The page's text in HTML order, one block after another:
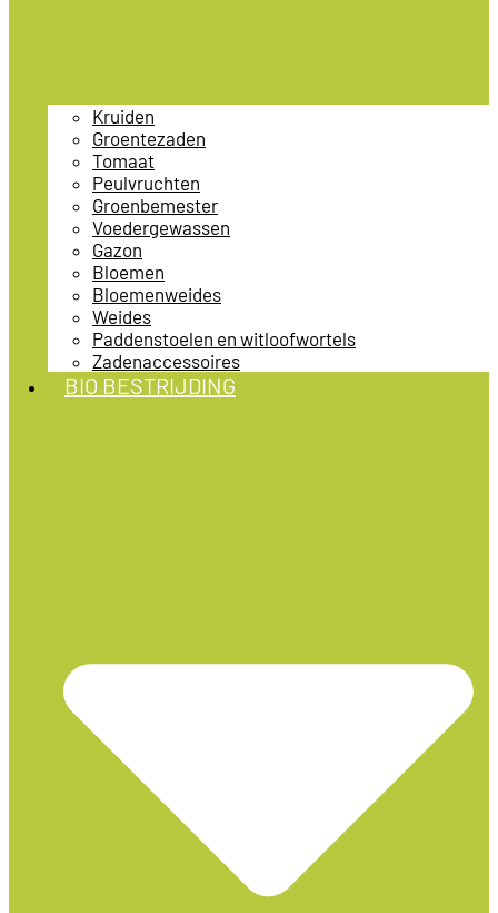
Kruiden
Groentezaden
Tomaat
Peulvruchten
Groenbemester
Voedergewassen
Gazon
Bloemen
Bloemenweides
Weides
Paddenstoelen en witloofwortels
Zadenaccessoires
BIO BESTRIJDING